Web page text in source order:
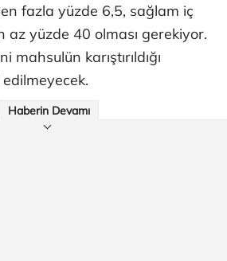
fazla yüzde 6,5, sağlam iç
az yüzde 40 olması gerekiyor.
mahsulün karıştırıldığı
Haberin Devamı